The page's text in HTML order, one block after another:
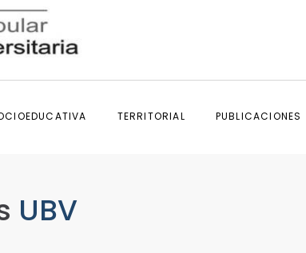
TERRITORIAL PUBLICACIONES
UBV